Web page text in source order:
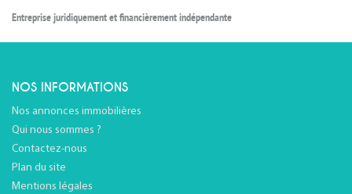
Entreprise juridiquement et financièrement indépendante
NOS INFORMATIONS
Nos annonces immobilières
Qui nous sommes ?
Contactez-nous
Plan du site
Mentions légales